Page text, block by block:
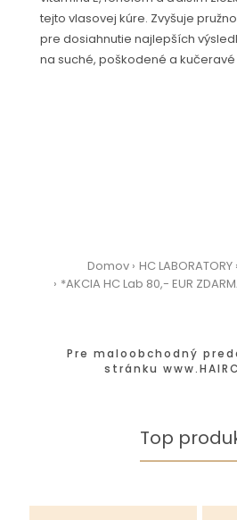
tejto vlasovej kúre. Zvyšuje
pre dosiahnutie najlepších
na suché, poškodené a kučeravé
Domov HC LABORATORY
*AKCIA HC Lab 80,- EUR
Pre maloobchodný
stránku
Top